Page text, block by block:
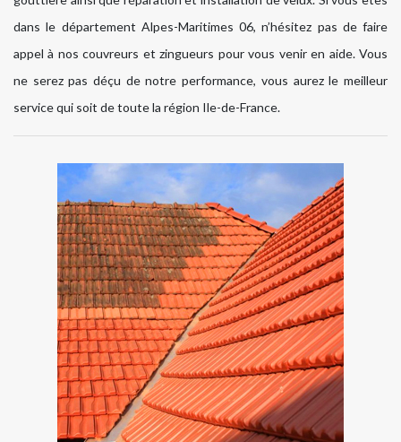
dans le département Alpes-Maritimes 06, n’hésitez pas de faire
appel à nos couvreurs et zingueurs pour vous venir en aide. Vous
ne serez pas déçu de notre performance, vous aurez le meilleur
service qui soit de toute la région Ile-de-France.